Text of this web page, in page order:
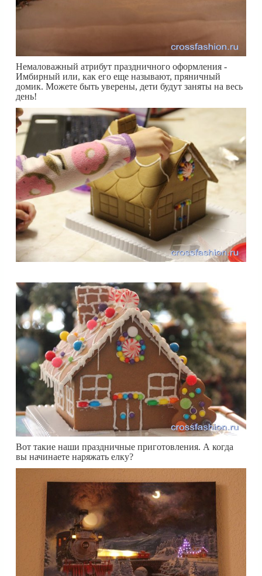
Немаловажный атрибут праздничного оформления -
Имбирный или, как его еще называют, пряничный
домик. Можете быть уверены, дети будут заняты на весь
день!
Вот такие наши праздничные приготовления. А когда
вы начинаете наряжать елку?